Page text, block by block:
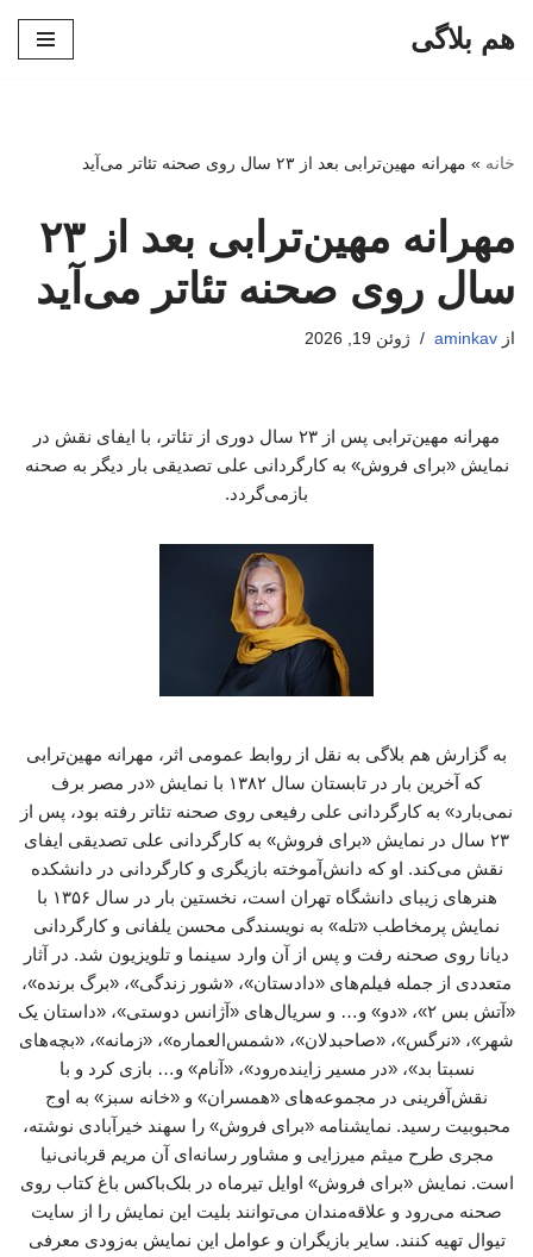
هم بلاگی
خانه » مهرانه مهین‌ترابی بعد از ۲۳ سال روی صحنه تئاتر می‌آید
مهرانه مهین‌ترابی بعد از ۲۳
سال روی صحنه تئاتر می‌آید
از aminkav ژوئن 19, 2026
مهرانه مهین‌ترابی پس از ۲۳ سال دوری از تئاتر، با ایفای نقش در
نمایش «برای فروش» به کارگردانی علی تصدیقی بار دیگر به صحنه
بازمی‌گردد.
به گزارش هم بلاگی به نقل از روابط عمومی اثر، مهرانه مهین‌ترابی
که آخرین بار در تابستان سال ۱۳۸۲ با نمایش «در مصر برف
نمی‌بارد» به کارگردانی علی رفیعی روی صحنه تئاتر رفته بود، پس از
۲۳ سال در نمایش «برای فروش» به کارگردانی علی تصدیقی ایفای
نقش می‌کند. او که دانش‌آموخته بازیگری و کارگردانی در دانشکده
هنرهای زیبای دانشگاه تهران است، نخستین بار در سال ۱۳۵۶ با
نمایش پرمخاطب «تله» به نویسندگی محسن یلفانی و کارگردانی
دیانا روی صحنه رفت و پس از آن وارد سینما و تلویزیون شد. در آثار
متعددی از جمله فیلم‌های «دادستان»، «شور زندگی»، «برگ برنده»،
«آتش بس ۲»، «دو» و… و سریال‌های «آژانس دوستی»، «داستان یک
شهر»، «نرگس»، «صاحبدلان»، «شمس‌العماره»، «زمانه»، «بچه‌های
نسبتا بد»، «در مسیر زاینده‌رود»، «آنام» و… بازی کرد و با
نقش‌آفرینی در مجموعه‌های «همسران» و «خانه سبز» به اوج
محبوبیت رسید. نمایشنامه «برای فروش» را سهند خیرآبادی نوشته،
مجری طرح میثم میرزایی و مشاور رسانه‌ای آن مریم قربانی‌نیا
است. نمایش «برای فروش» اوایل تیرماه در بلک‌باکس باغ کتاب روی
صحنه می‌رود و علاقه‌مندان می‌توانند بلیت این نمایش را از سایت
تیوال تهیه کنند. سایر بازیگران و عوامل این نمایش به‌زودی معرفی